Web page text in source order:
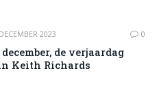
2023 0
december, de verjaardag
Keith Richards